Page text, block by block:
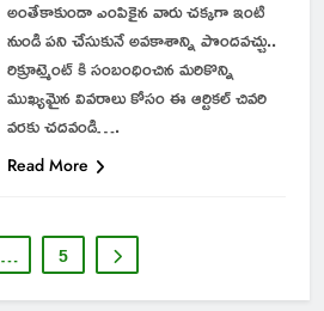
అంతేకాకుండా ఎంపికైన వారు చక్కగా ఇంటి
నుండి పని చేసుకునే అవకాశాన్ని పొందవచ్చు..
రిక్రూట్మెంట్ కి సంబంధించిన మరికొన్ని
ముఖ్యమైన వివరాలు కోసం ఈ ఆర్టికల్ చివరి
వరకు చదవండి….
Read More
… 5